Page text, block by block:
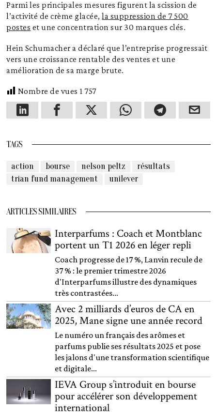
Parmi les principales mesures figurent la scission de
l’activité de crème glacée,la suppression de 7 500
postes et une concentration sur 30 marques clés.
Hein Schumacher a déclaré que l’entreprise progressait
vers une croissance rentable des ventes et une
amélioration de sa marge brute.
Nombre de vues 1 757
TAGS
action bourse nelson peltz
résultats
trian fund management
unilever
ARTICLES SIMILAIRES
Interparfums : Coach et Montblanc
portent un T1 2026 en léger repli
Coach progresse de 17 %, Lanvin recule de
37 % : le premier trimestre 2026
d'Interparfums illustre des dynamiques
très contrastées...
Avec 2 milliards d’euros de CA en
2025, Mane signe une année record
Le numéro un français des arômes et
parfums publie ses résultats 2025 et pose
les jalons d'une transformation scientifique
et digitale...
IEVA Group s’introduit en bourse
pour accélérer son développement
international